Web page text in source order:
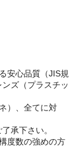
安心品質（JIS規
ズ（プラスチッ
）、全てに対
承下さい。
度数の強めの方